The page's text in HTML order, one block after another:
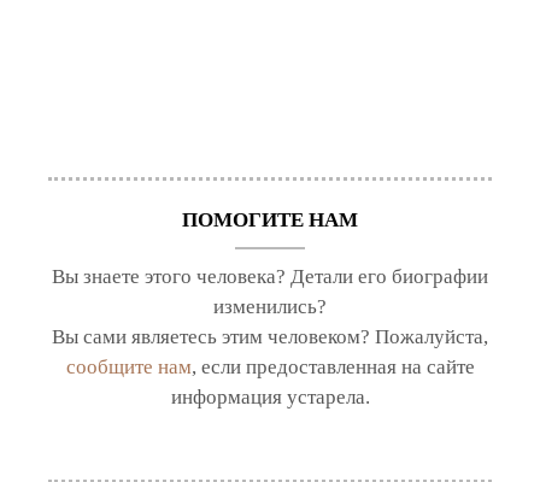
ПОМОГИТЕ НАМ
Вы знаете этого человека? Детали его биографии
изменились?
Вы сами являетесь этим человеком? Пожалуйста,
сообщите нам, если предоставленная на сайте
информация устарела.